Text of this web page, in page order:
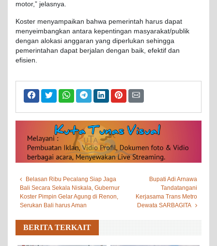
motor,” jelasnya.
Koster menyampaikan bahwa pemerintah harus dapat
menyeimbangkan antara kepentingan masyarakat/publik
dengan alokasi anggaran yang diperlukan sehingga
pemerintahan dapat berjalan dengan baik, efektif dan
efisien.
Belasan Ribu Pecalang Siap Jaga
Bali Secara Sekala Niskala, Gubernur
Koster Pimpin Gelar Agung di Renon,
Serukan Bali harus Aman
Bupati Adi Arnawa
Tandatangani
Kerjasama Trans Metro
Dewata SARBAGITA
BERITA TERKAIT